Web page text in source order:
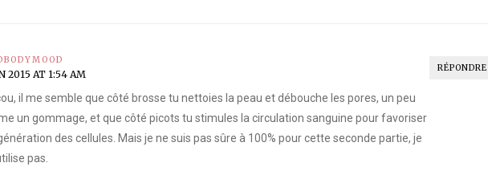
RÉPONDRE
2015 AT 1:54 AM
il me semble que côté brosse tu nettoies la peau et débouche les pores, un peu
un gommage, et que côté picots tu stimules la circulation sanguine pour favoriser
des cellules. Mais je ne suis pas sûre à 100% pour cette seconde partie, je
pas.